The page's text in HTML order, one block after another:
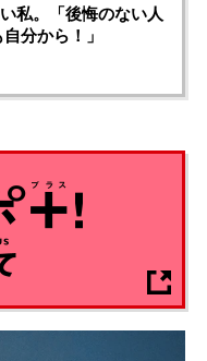
私。「後悔のない人
分から！」